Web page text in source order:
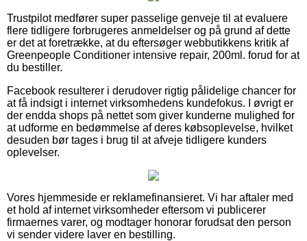
Trustpilot medfører super passelige genveje til at evaluere
flere tidligere forbrugeres anmeldelser og på grund af dette
er det at foretrække, at du eftersøger webbutikkens kritik af
Greenpeople Conditioner intensive repair, 200ml. forud for at
du bestiller.
Facebook resulterer i derudover rigtig pålidelige chancer for
at få indsigt i internet virksomhedens kundefokus. I øvrigt er
der endda shops på nettet som giver kunderne mulighed for
at udforme en bedømmelse af deres købsoplevelse, hvilket
desuden bør tages i brug til at afveje tidligere kunders
oplevelser.
Vores hjemmeside er reklamefinansieret. Vi har aftaler med
et hold af internet virksomheder eftersom vi publicerer
firmaernes varer, og modtager honorar forudsat den person
vi sender videre laver en bestilling.